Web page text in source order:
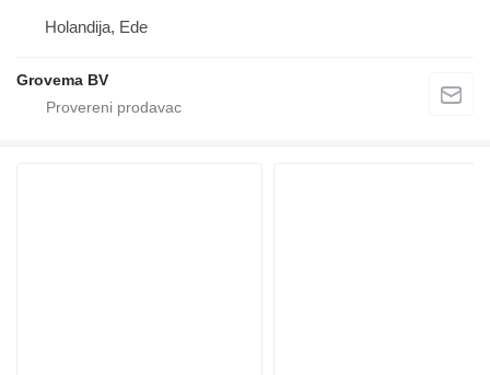
Holandija, Ede
Grovema BV